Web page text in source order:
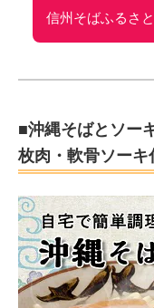
信州そばふるさ
■沖縄そばとソー
枚肉・軟骨ソーキ